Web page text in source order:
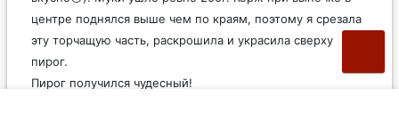
центре поднялся выше чем по краям, поэтому я срезала
эту торчащую часть, раскрошила и украсила сверху
пирог.
Пирог получился чудесный!